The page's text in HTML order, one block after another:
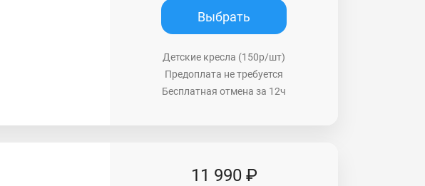
Выбрать
Детские кресла (150р/шт)
Предоплата не требуется
Бесплатная отмена за 12ч
11 990 ₽